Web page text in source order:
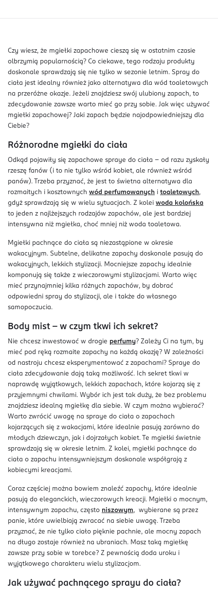
Czy wiesz, że mgiełki zapachowe cieszą się w ostatnim czasie
olbrzymią popularnością? Co ciekawe, tego rodzaju produkty
doskonale sprawdzają się nie tylko w sezonie letnim. Spray do
ciała jest idealny również jako alternatywa dla wód toaletowych
na przeróżne okazje. Jeżeli znajdziesz swój ulubiony zapach, to
zdecydowanie zawsze warto mieć go przy sobie. Jak więc używać
mgiełki zapachowej? Jaki zapach będzie najodpowiedniejszy dla
Ciebie?
Różnorodne mgiełki do ciała
Odkąd pojawiły się zapachowe spraye do ciała – od razu zyskały
rzeszę fanów (i to nie tylko wśród kobiet, ale również wśród
panów). Trzeba przyznać, że jest to świetna alternatywa dla
rozmaitych i kosztownych wód perfumowanych i toaletowych,
gdyż sprawdzają się w wielu sytuacjach. Z kolei woda kolońska
to jeden z najlżejszych rodzajów zapachów, ale jest bardziej
intensywna niż mgiełka, choć mniej niż woda toaletowa.
Mgiełki pachnące do ciała są niezastąpione w okresie
wakacyjnym. Subtelne, delikatne zapachy doskonale pasują do
wakacyjnych, lekkich stylizacji. Mocniejsze zapachy idealnie
komponują się także z wieczorowymi stylizacjami. Warto więc
mieć przynajmniej kilka różnych zapachów, by dobrać
odpowiedni spray do stylizacji, ale i także do własnego
samopoczucia.
Body mist – w czym tkwi ich sekret?
Nie chcesz inwestować w drogie perfumy? Zależy Ci na tym, by
mieć pod ręką rozmaite zapachy na każdą okazję? W zależności
od nastroju chcesz eksperymentować z zapachami? Spraye do
ciała zdecydowanie dają taką możliwość. Ich sekret tkwi w
naprawdę wyjątkowych, lekkich zapachach, które kojarzą się z
przyjemnymi chwilami. Wybór ich jest tak duży, że bez problemu
znajdziesz idealną mgiełkę dla siebie. W czym można wybierać?
Warto zwrócić uwagę na spraye do ciała o zapachach
kojarzących się z wakacjami, które idealnie pasują zarówno do
młodych dziewczyn, jak i dojrzałych kobiet. Te mgiełki świetnie
sprawdzają się w okresie letnim. Z kolei, mgiełki pachnące do
ciała o zapachu intensywniejszym doskonale współgrają z
kobiecymi kreacjami.
Coraz częściej można bowiem znaleźć zapachy, które idealnie
pasują do eleganckich, wieczorowych kreacji. Mgiełki o mocnym,
intensywnym zapachu, często niszowym, wybierane są przez
panie, które uwielbiają zwracać na siebie uwagę. Trzeba
przyznać, że nie tylko ciało pięknie pachnie, ale mocny zapach
na długo zostaje również na ubraniach. Masz taką mgiełkę
zawsze przy sobie w torebce? Z pewnością doda uroku i
wyjątkowego charakteru wielu stylizacjom.
Jak używać pachnącego sprayu do ciała?